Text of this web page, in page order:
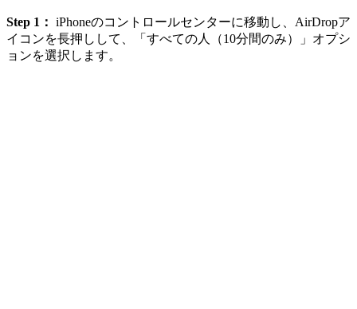
Step 1： iPhoneのコントロールセンターに移動し、AirDropア
イコンを長押しして、「すべての人（10分間のみ）」オプシ
ョンを選択します。